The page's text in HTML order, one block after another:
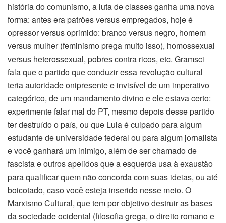
história do comunismo, a luta de classes ganha uma nova
forma: antes era patrões versus empregados, hoje é
opressor versus oprimido: branco versus negro, homem
versus mulher (feminismo prega muito isso), homossexual
versus heterossexual, pobres contra ricos, etc. Gramsci
fala que o partido que conduzir essa revolução cultural
teria autoridade onipresente e invisível de um imperativo
categórico, de um mandamento divino e ele estava certo:
experimente falar mal do PT, mesmo depois desse partido
ter destruído o país, ou que Lula é culpado para algum
estudante de universidade federal ou para algum jornalista
e você ganhará um inimigo, além de ser chamado de
fascista e outros apelidos que a esquerda usa à exaustão
para qualificar quem não concorda com suas ideias, ou até
boicotado, caso você esteja inserido nesse meio. O
Marxismo Cultural, que tem por objetivo destruir as bases
da sociedade ocidental (filosofia grega, o direito romano e